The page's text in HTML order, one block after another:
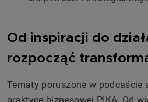
Od inspiracji do
rozpocząć
Tematy poruszone w podcaście
praktyce biznesowej PIKA. Od